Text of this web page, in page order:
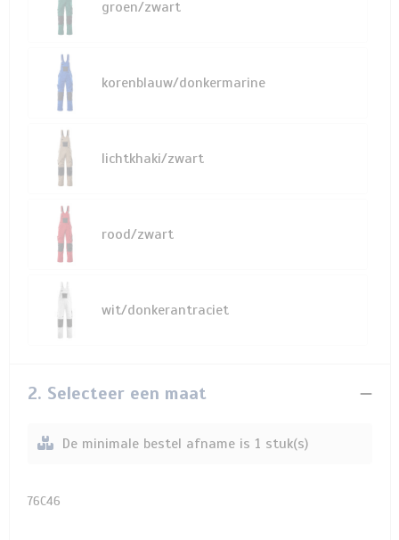
groen/zwart
korenblauw/donkermarine
lichtkhaki/zwart
rood/zwart
wit/donkerantraciet
2. Selecteer een maat
De minimale bestel afname is 1 stuk(s)
76C46